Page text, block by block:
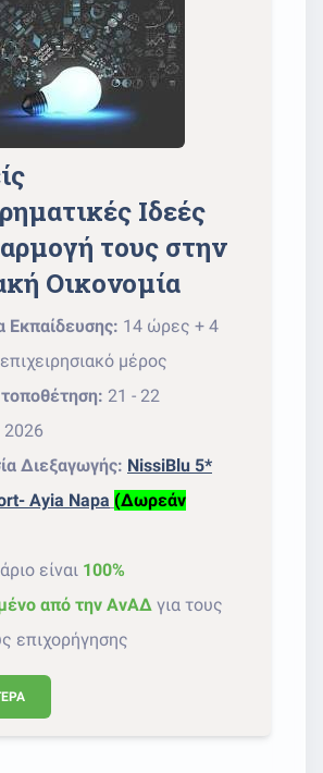
Ιδεές
τους στην
Οικονομία
Εκπαίδευσης: 14 ώρες + 4
μέρος
21 - 22
2026
Διεξαγωγής: NissiBlu 5*
Ayia Napa (Δωρεάν
είναι 100%
από την ΑνΑΔ για τους
επιχορήγησης